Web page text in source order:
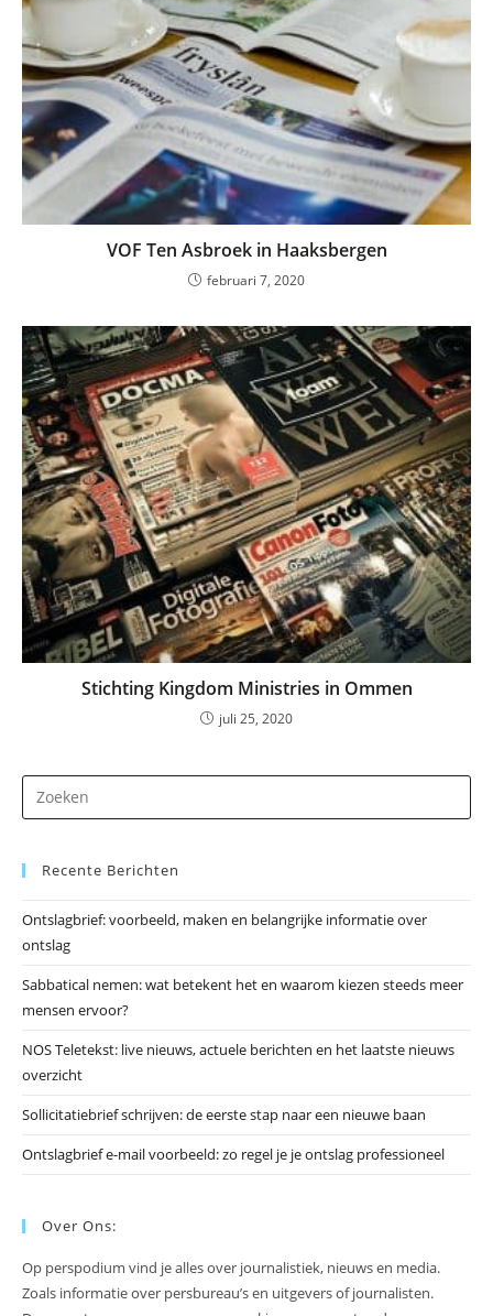
VOF Ten Asbroek in Haaksbergen
februari 7, 2020
Stichting Kingdom Ministries in Ommen
juli 25, 2020
op
Recente Berichten
Ontslagbrief: voorbeeld, maken en belangrijke informatie over
ontslag
Sabbatical nemen: wat betekent het en waarom kiezen steeds meer
mensen ervoor?
NOS Teletekst: live nieuws, actuele berichten en het laatste nieuws
overzicht
Sollicitatiebrief schrijven: de eerste stap naar een nieuwe baan
Ontslagbrief e-mail voorbeeld: zo regel je je ontslag professioneel
Over Ons:
Op perspodium vind je alles over journalistiek, nieuws en media.
Zoals informatie over persbureau’s en uitgevers of journalisten.